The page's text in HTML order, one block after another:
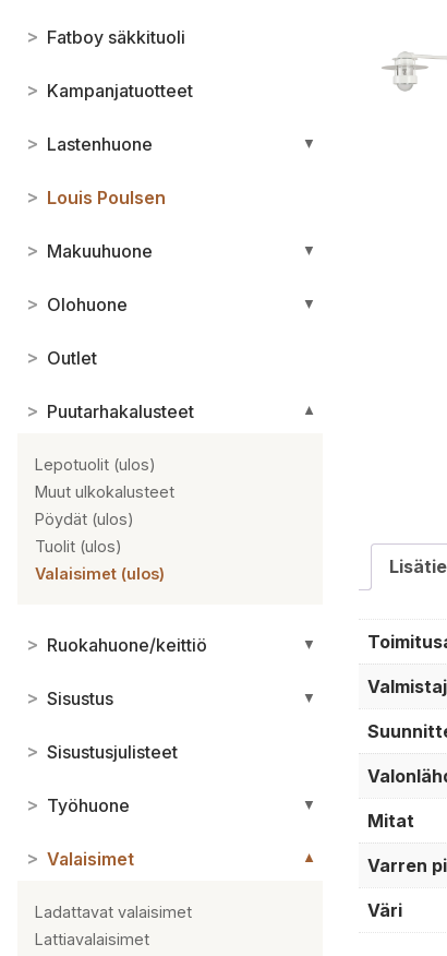
> Fatboy säkkituoli
> Kampanjatuotteet
> Lastenhuone ▼
> Louis Poulsen
> Makuuhuone ▼
> Olohuone ▼
> Outlet
> Puutarhakalusteet ▼
Lepotuolit (ulos)
Muut ulkokalusteet
Pöydät (ulos)
Tuolit (ulos)
Valaisimet (ulos)
> Ruokahuone/keittiö ▼
> Sisustus ▼
> Sisustusjulisteet
> Työhuone ▼
> Valaisimet ▼
Ladattavat valaisimet
Lattiavalaisimet
Mitat
Varren
Väri